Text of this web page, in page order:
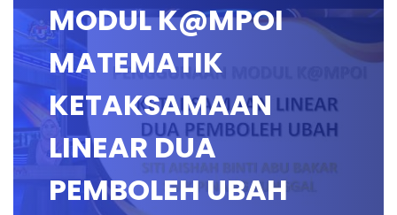
MODUL K@MPOI
MATEMATIK
KETAKSAMAAN
LINEAR DUA
PEMBOLEH UBAH